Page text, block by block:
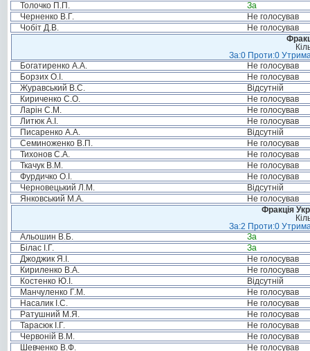
Толочко П.П.
За
Черненко В.Г.
Не голосував
Чобіт Д.В.
Не голосував
За:0 Проти:0
Богатиренко А.А.
Не голосував
Борзих О.І.
Не голосував
Журавський В.С.
Відсутній
Кириченко С.О.
Не голосував
Ларін С.М.
Не голосував
Литюк А.І.
Не голосував
Писаренко А.А.
Відсутній
Семиноженко В.П.
Не голосував
Тихонов С.А.
Не голосував
Ткачук В.М.
Не голосував
Фурдичко О.І.
Не голосував
Черновецький Л.М.
Відсутній
Янковський М.А.
Не голосував
Фракція
За:2 Проти:0
Альошин В.Б.
За
Білас І.Г.
За
Джоджик Я.І.
Не голосував
Кириленко В.А.
Не голосував
Костенко Ю.І.
Відсутній
Манчуленко Г.М.
Не голосував
Насалик І.С.
Не голосував
Ратушний М.Я.
Не голосував
Тарасюк І.Г.
Не голосував
Червоній В.М.
Не голосував
Шевченко В.Ф.
Не голосував